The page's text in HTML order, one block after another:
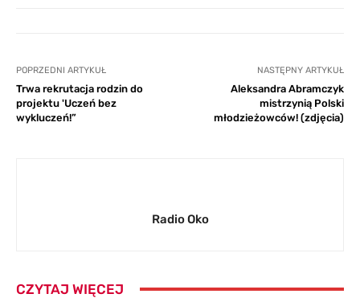
POPRZEDNI ARTYKUŁ
Trwa rekrutacja rodzin do
projektu 'Uczeń bez
wykluczeń!”
NASTĘPNY ARTYKUŁ
Aleksandra Abramczyk
mistrzynią Polski
młodzieżowców! (zdjęcia)
Radio Oko
CZYTAJ WIĘCEJ